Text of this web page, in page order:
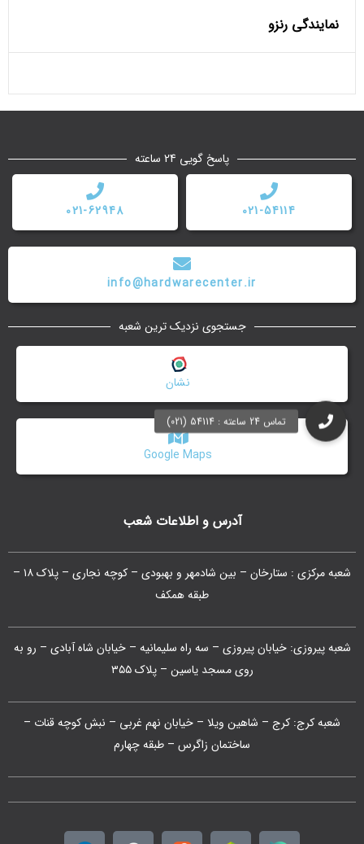
نمایندگی رنزو
آدرس و اطلاعات شعب
شعبه مرکزی : ستارخان – بین شادمهر و بهبودی – کوچه نجاری – پلاک ۱۸ –
طبقه همکف
شعبه پیروزی: خیابان پیروزی – سه راه سلیمانیه – خیابان شاه آبادی – رو به
روی مسجد یاسین – پلاک ۳۵۵
شعبه کرج: کرج – شاهین ویلا – خیابان نهم غربی – نبش کوچه قنات –
ساختمان زاگرس – طبقه چهارم
پاسخ گویی 24 ساعته
021-54114
021-62948
info@hardwarecenter.ir
جستجوی نزدیک ترین شعبه
Google Maps
نشان